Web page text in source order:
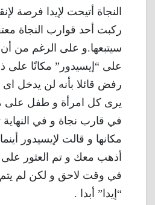
النجاة أتيحت لإيدا فرصة
ركبت أحد قوارب النجاة
سيتبعها.و على الرغم من
على “إيسيدور” مكانًا على
رفض قائلا بأنه لن يدخل
يرى كل امرأة و طفل على
في قارب نجاة و في
مكانها و قالت لإيسيدور
أذهب معك و تم العثور على
في وقت لاحق و لكن لم يتم
“إيدا” أبدا .